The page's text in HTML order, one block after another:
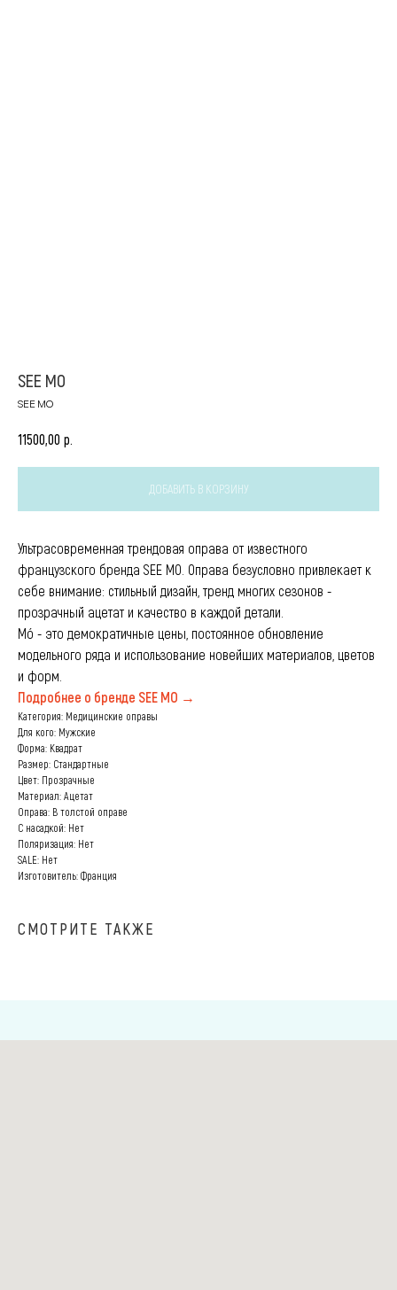
SEE MO
SEE MO
11500,00 р.
ДОБАВИТЬ В КОРЗИНУ
Ультрасовременная трендовая оправа от известного
французского бренда SEE MO. Оправа безусловно привлекает к
себе внимание: стильный дизайн, тренд многих сезонов -
прозрачный ацетат и качество в каждой детали.
Мó - это демократичные цены, постоянное обновление
модельного ряда и использование новейших материалов, цветов
и форм.
Подробнее о бренде SEE MO →
Категория: Медицинские оправы
Для кого: Мужские
Форма: Квадрат
Размер: Стандартные
Цвет: Прозрачные
Материал: Ацетат
Оправа: В толстой оправе
С насадкой: Нет
Поляризация: Нет
SALE: Нет
Изготовитель: Франция
СМОТРИТЕ ТАКЖЕ